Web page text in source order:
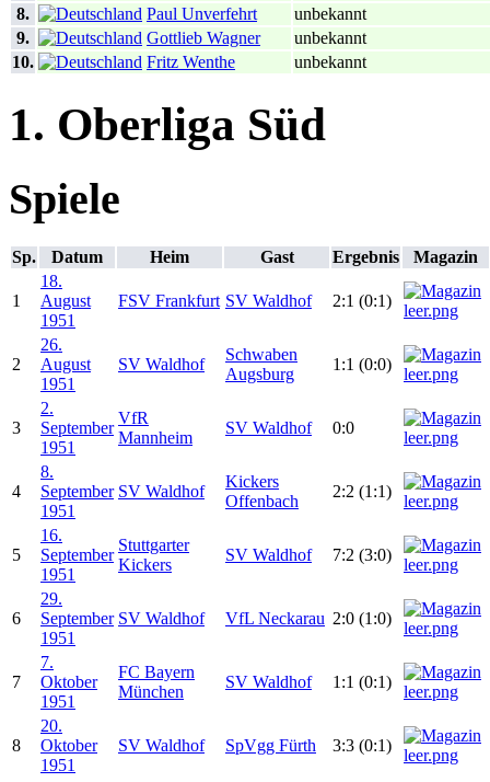
8.
Paul Unverfehrt
unbekannt
9.
Gottlieb Wagner
unbekannt
10.
Fritz Wenthe unbekannt
1. Oberliga Süd
Spiele
Sp. Datum Heim Gast Ergebnis Magazin
1
18.
August
1951
FSV Frankfurt SV Waldhof 2:1 (0:1)
2
26.
August
1951
SV Waldhof
Schwaben
Augsburg
1:1 (0:0)
3
2.
September
1951
VfR
Mannheim
SV Waldhof 0:0
4
8.
September
1951
SV Waldhof
Kickers
Offenbach
2:2 (1:1)
5
16.
September
1951
Stuttgarter
Kickers
SV Waldhof 7:2 (3:0)
6
29.
September
1951
SV Waldhof VfL Neckarau 2:0 (1:0)
7
7.
Oktober
1951
FC Bayern
München
SV Waldhof 1:1 (0:1)
8
20.
Oktober
1951
SV Waldhof SpVgg Fürth 3:3 (0:1)